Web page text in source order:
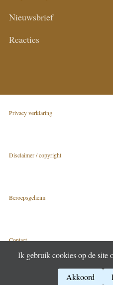
Nieuwsbrief
Reacties
Privacy verklaring
Disclaimer / copyright
Beroepsgeheim
Contact
Ik gebruik cookies op de site
Akkoord